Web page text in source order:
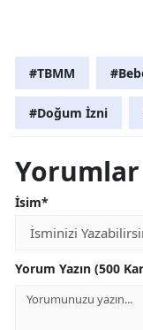
#TBMM
#Doğum İzni
Yorumlar
İsim*
Yorum Yazın (500